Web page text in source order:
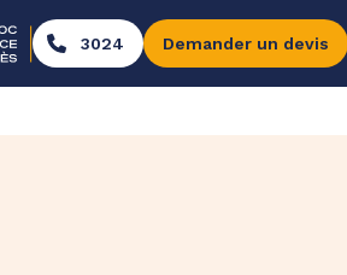
3024 Demander un devis